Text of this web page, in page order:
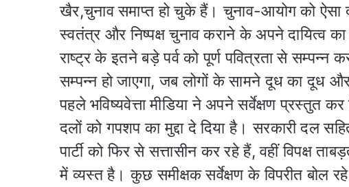
खैर,चुनाव समाप्त हो चुके हैं। चुनाव-आयोग को ऐसा
स्वतंत्र और निष्पक्ष चुनाव कराने के अपने दायित्व
राष्ट्र के इतने बड़े पर्व को पूर्ण पवित्रता से
सम्पन्न हो जाएगा, जब लोगों के सामने दूध का दूध
पहले भविष्यवेत्ता मीडिया ने अपने सर्वेक्षण प्रस्तुत
दलों को गपशप का मुद्दा दे दिया है। सरकारी दल
पार्टी को फिर से सत्तासीन कर रहे हैं, वहीं विपक्ष
में व्यस्त है। कुछ समीक्षक सर्वेक्षण के विपरीत बोल